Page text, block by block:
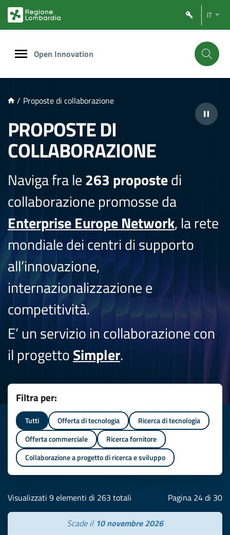
PRINCIPALE
IT
Open Innovation
/ Proposte di collaborazione
PROPOSTE DI
COLLABORAZIONE
Naviga fra le263 propostedi
collaborazione promosse da
Enterprise Europe Network, la rete
mondiale dei centri di supporto
all’innovazione,
internazionalizzazione e
competitività.
E’ un servizio in collaborazione con
il progettoSimpler.
Filtra per:
Tutti Offerta di tecnologia
Ricerca di tecnologia
Offerta commerciale
Ricerca fornitore
Collaborazione a progetto di ricerca e sviluppo
Visualizzati 9 elementi di 263 totali Pagina 24 di 30
Scade il 10 novembre 2026